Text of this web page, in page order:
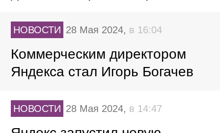
НОВОСТИ 28 Мая 2024, в 16:04
Коммерческим директором
Яндекса стал Игорь Богачев
НОВОСТИ 28 Мая 2024, в 14:47